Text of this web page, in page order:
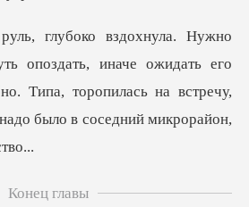
ь, иначе ожидать его
Типа, торопилась на встречу,
Конец главы